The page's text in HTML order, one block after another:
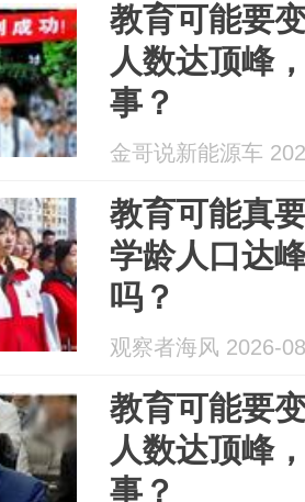
教育可能要
人数达顶峰
事？
金哥说新能源车
教育可能真
学龄人口达
吗？
观察者海风 2026-
教育可能要
人数达顶峰
事？